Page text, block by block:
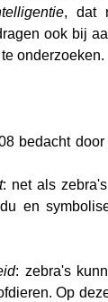
, dat
ook bij
onderzoeken.
bedacht
: net als
en
: zebra's
Op